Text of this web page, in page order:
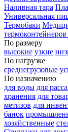
Наливная тара
Универсальная
Термобаки
По размеру
высокие узкие
По нагрузке
среднегрузовые
По назначению
для воды для
хранения для
метизов для
банок
хозяйственные